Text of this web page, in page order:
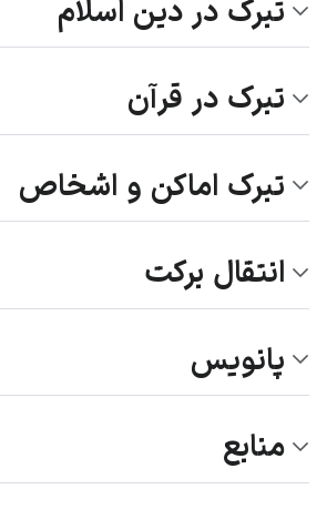
تبرک در دین اسلام
تبرک در قرآن
تبرک اماکن و اشخاص
انتقال برکت
پانویس
منابع